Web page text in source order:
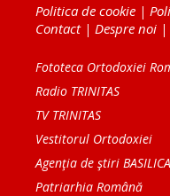
Politica de cookie |
Contact| Despre noi |
Fototeca Ortodoxiei
Radio TRINITAS
TV TRINITAS
Vestitorul Ortodoxiei
Agenţia de ştiri BASILICA
Patriarhia Română